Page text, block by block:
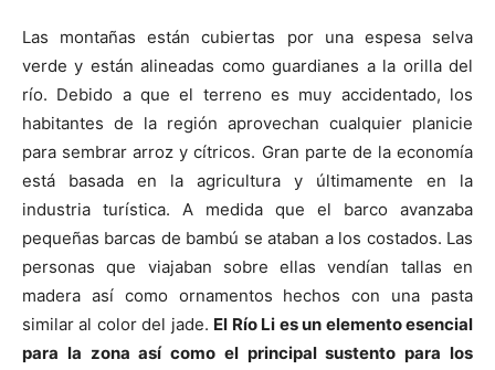
Las montañas están cubiertas por una espesa selva
verde y están alineadas como guardianes a la orilla del
río. Debido a que el terreno es muy accidentado, los
habitantes de la región aprovechan cualquier planicie
para sembrar arroz y cítricos. Gran parte de la economía
está basada en la agricultura y últimamente en la
industria turística. A medida que el barco avanzaba
pequeñas barcas de bambú se ataban a los costados. Las
personas que viajaban sobre ellas vendían tallas en
madera así como ornamentos hechos con una pasta
similar al color del jade. El Río Li es un elemento esencial
para la zona así como el principal sustento para los